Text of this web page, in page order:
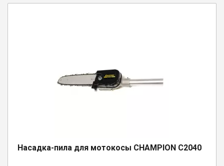
Насадка-пила для мотокосы CHAMPION C2040